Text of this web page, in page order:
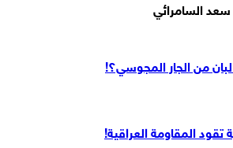
السامرائي
من الجار المجوسي؟!
تقود المقاومة العراقية!